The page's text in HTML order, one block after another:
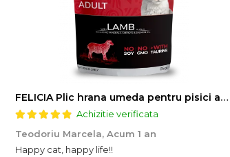
FELICIA Plic hrana umeda pentru pisici adulte, cu Miel, Set 12x85g
Achizitie verificata
Teodoriu Marcela, Acum 1 an
Happy cat, happy life!!